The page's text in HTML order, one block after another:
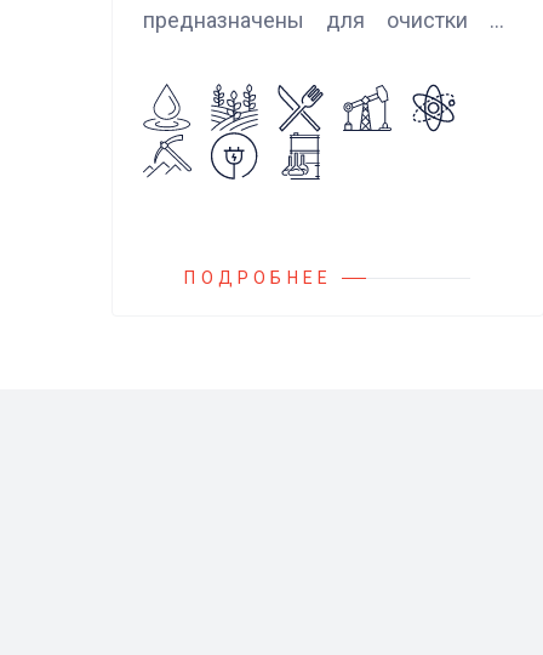
предназначены для очистки от
агрессивных, токсичных и вредных
жидкостей, эмульсий и суспензий.
Фильтры устанавливаются
и установок.
ПОДРОБНЕЕ